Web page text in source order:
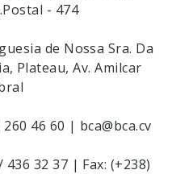
- 474
de Nossa Sra. Da
Plateau, Av. Amilcar
46 60 | bca@bca.cv
436 32 37 | Fax: (+238)